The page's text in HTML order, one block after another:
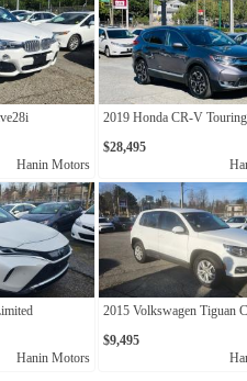
Hanin Motors
2019 Honda CR-V Touring
$28,495
Hanin Motors
2015 Volkswagen Tiguan
$9,495